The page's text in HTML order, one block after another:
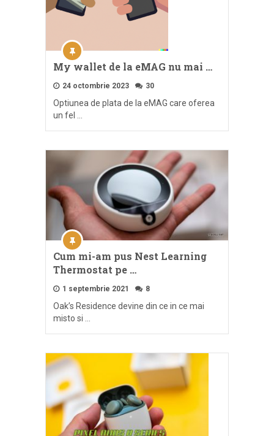
My wallet de la eMAG nu mai …
24 octombrie 2023 30
Optiunea de plata de la eMAG care oferea
un fel …
Cum mi-am pus Nest Learning
Thermostat pe …
1 septembrie 2021 8
Oak’s Residence devine din ce in ce mai
misto si …